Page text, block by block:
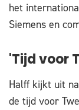
het
Siemens en
'Tijd voor
Halff kijkt uit
de tijd voor